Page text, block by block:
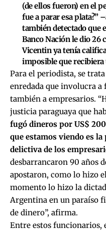
(de ellos fueron) en el
fue a parar esa plata?”
también detectado que
Banco Nación le dio 26
Vicentin ya tenía
imposible que recibiera
Para el periodista, se
enredada que involucra
también a empresarios.
justicia paraguaya que
fugó dineros por US$
que estamos viendo es
delictiva de los
desbarrancaron 90 años
apostaron, como lo hizo
momento lo hizo la
Argentina en un paraíso
de dinero”, afirma.
Entre estos funcionarios,